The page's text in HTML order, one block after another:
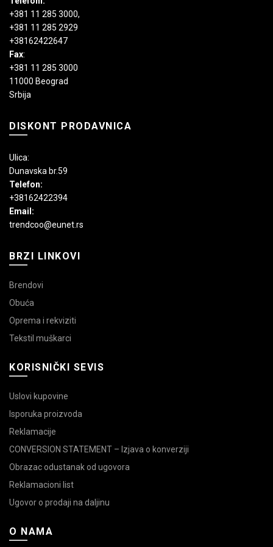
+381 11 285 3000,
+381 11 285 2929
+38162422647
Fax:
+381 11 285 3000
11000 Beograd
Srbija
DISKONT PRODAVNICA
Ulica:
Dunavska br.59
Telefon:
+38162422394
Email:
trendcoo@eunet.rs
BRZI LINKOVI
Brendovi
Obuća
Oprema i rekviziti
Tekstil muškarci
KORISNIČKI SEVIS
Uslovi kupovine
Isporuka proizvoda
Reklamacije
CONVERSION STATEMENT – Izjava o konverziji
Obrazac odustanak od ugovora
Reklamacioni list
Ugovor o prodaji na daljinu
O NAMA